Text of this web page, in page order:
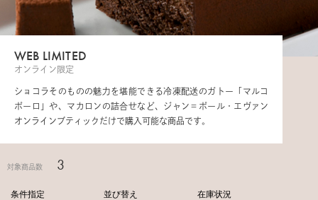
WEB LIMITED
オンライン限定
ショコラそのものの魅力を堪能できる冷凍配送のガトー「マルコ
ポーロ」や、マカロンの詰合せなど、ジャン＝ポール・エヴァン
オンラインブティックだけで購入可能な商品です。
対象商品数 3
条件指定 並び替え 在庫状況